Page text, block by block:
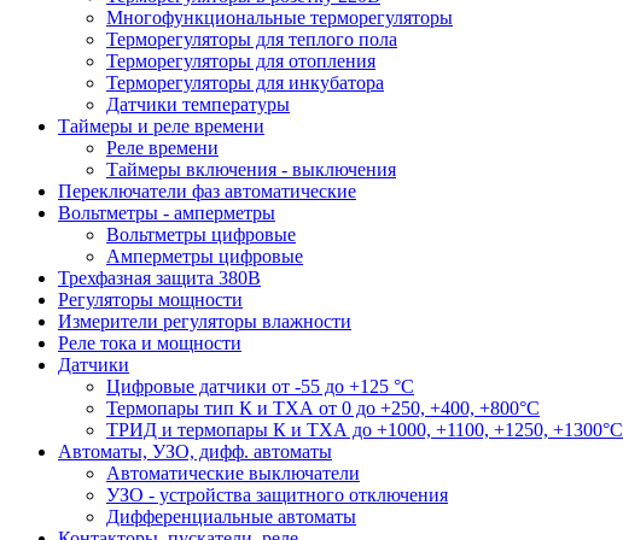
Многофункциональные терморегуляторы
Терморегуляторы для теплого пола
Терморегуляторы для отопления
Терморегуляторы для инкубатора
Датчики температуры
Таймеры и реле времени
Реле времени
Таймеры включения - выключения
Переключатели фаз автоматические
Вольтметры - амперметры
Вольтметры цифровые
Амперметры цифровые
Трехфазная защита 380В
Регуляторы мощности
Измерители регуляторы влажности
Реле тока и мощности
Датчики
Цифровые датчики от -55 до +125 °С
Термопары тип К и ТХА от 0 до +250, +400, +800°C
ТРИД и термопары К и ТХА до +1000, +1100, +1250, +1300°C
Автоматы, УЗО, дифф. автоматы
Автоматические выключатели
УЗО - устройства защитного отключения
Дифференциальные автоматы